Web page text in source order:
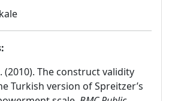
(2010). The construct validity
Turkish version of Spreitzer’s